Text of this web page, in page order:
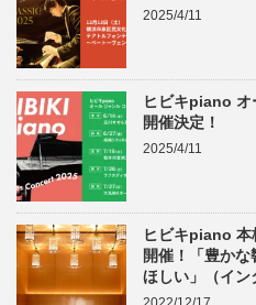
2025/4/11
ヒビキpiano
開催決定！
2025/4/11
ヒビキpiano 本
開催！「豊か
ほしい」（イン